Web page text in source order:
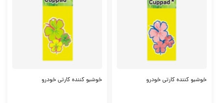
خوشبو کننده کارتی خودرو خوشبو کننده کارتی خودرو